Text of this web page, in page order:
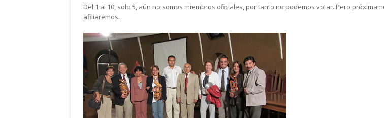
Del 1 al 10, solo 5, aún no somos miembros oficiales, por tanto no podemos votar. Pero
afiliaremos.